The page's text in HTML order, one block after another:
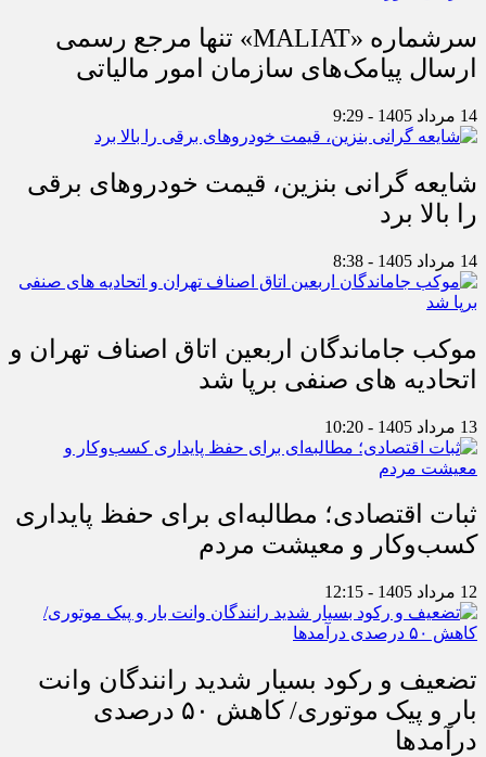
سرشماره «MALIAT» تنها مرجع رسمی
ارسال پیامک‌های سازمان امور مالیاتی
14 مرداد 1405 - 9:29
شایعه گرانی بنزین، قیمت خودروهای برقی
را بالا برد
14 مرداد 1405 - 8:38
موکب جاماندگان اربعین اتاق اصناف تهران و
اتحادیه های صنفی برپا شد
13 مرداد 1405 - 10:20
ثبات اقتصادی؛ مطالبه‌ای برای حفظ پایداری
کسب‌وکار و معیشت مردم
12 مرداد 1405 - 12:15
تضعیف و رکود بسیار شدید رانندگان وانت
بار و پیک موتوری/ کاهش ۵۰ درصدی
درآمدها